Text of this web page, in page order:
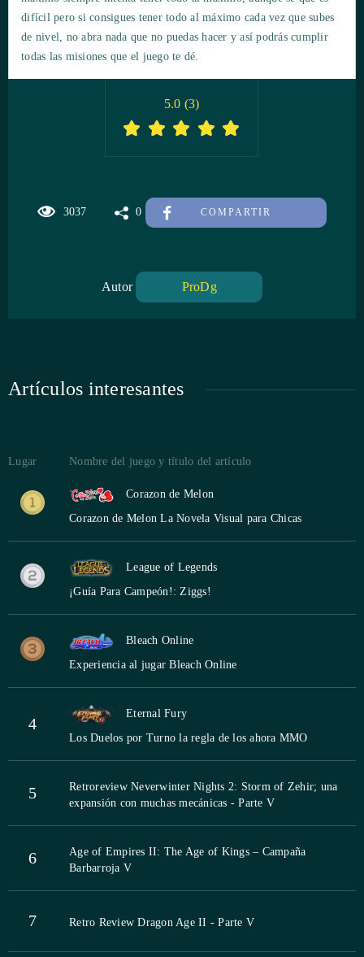
difícil pero si consigues tener todo al máximo cada vez que subes
de nivel, no abra nada que no puedas hacer y así podrás cumplir
todas las misiones que el juego te dé.
3037 0 COMPARTIR
5.0 (3)
Autor ProDg
Artículos interesantes
Lugar Nombre del juego y título del artículo
Corazon de Melon
Corazon de Melon La Novela Visual para Chicas
League of Legends
¡Guía Para Campeón!: Ziggs!
Bleach Online
Experiencia al jugar Bleach Online
4
Eternal Fury
Los Duelos por Turno la regla de los ahora MMO
5
Retroreview Neverwinter Nights 2: Storm of Zehir; una
expansión con muchas mecánicas - Parte V
6
Age of Empires II: The Age of Kings – Campaña
Barbarroja V
7 Retro Review Dragon Age II - Parte V